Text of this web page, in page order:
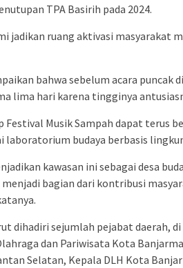
TPA Basirih pada 2024.
jadikan ruang aktivasi masyarakat
bahwa sebelum acara puncak
lima hari karena tingginya
Festival Musik Sampah dapat terus
laboratorium budaya berbasis
kawasan ini sebagai desa
menjadi bagian dari kontribusi
dihadiri sejumlah pejabat daerah, di
dan Pariwisata Kota
Selatan, Kepala DLH Kota